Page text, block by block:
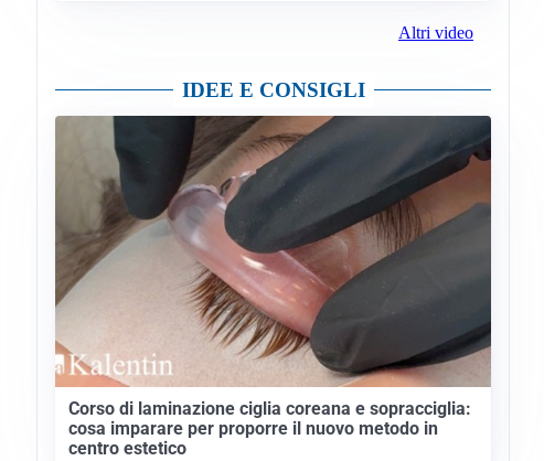
Altri video
IDEE E CONSIGLI
Corso di laminazione ciglia coreana e sopracciglia:
cosa imparare per proporre il nuovo metodo in
centro estetico